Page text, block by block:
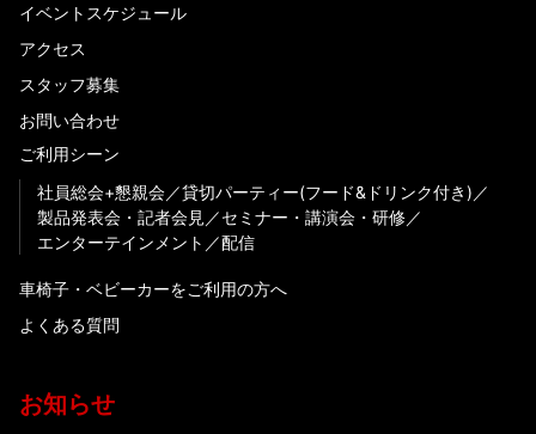
イベントスケジュール
アクセス
スタッフ募集
お問い合わせ
ご利用シーン
社員総会+懇親会
貸切パーティー(フード&ドリンク付き)
製品発表会・記者会見
セミナー・講演会・研修
エンターテインメント
配信
車椅子・ベビーカーをご利用の方へ
よくある質問
お知らせ